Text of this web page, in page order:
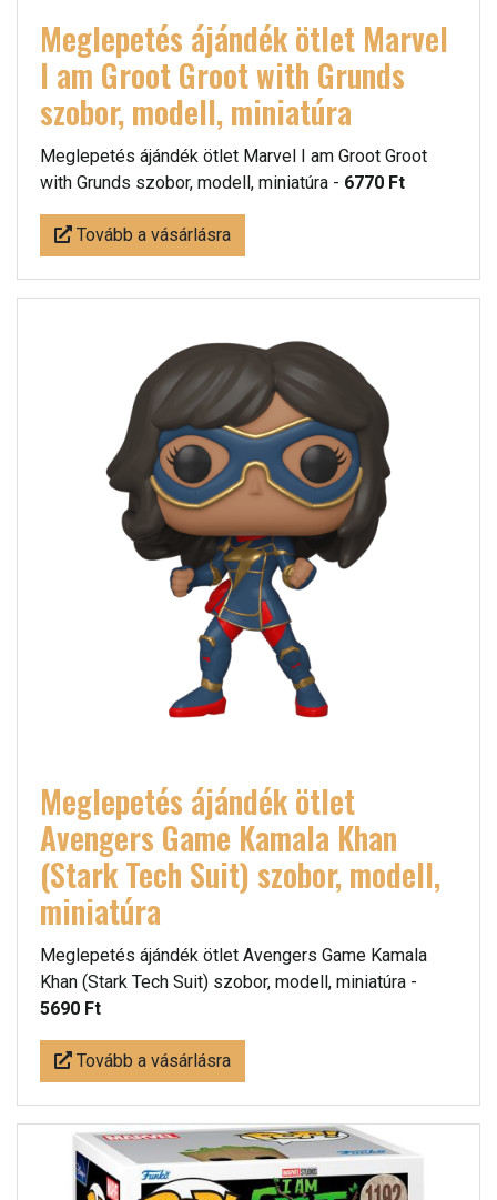
Meglepetés ájándék ötlet Marvel
I am Groot Groot with Grunds
szobor, modell, miniatúra
Meglepetés ájándék ötlet Marvel I am Groot Groot
with Grunds szobor, modell, miniatúra - 6770 Ft
Tovább a vásárlásra
Meglepetés ájándék ötlet
Avengers Game Kamala Khan
(Stark Tech Suit) szobor, modell,
miniatúra
Meglepetés ájándék ötlet Avengers Game Kamala
Khan (Stark Tech Suit) szobor, modell, miniatúra -
5690 Ft
Tovább a vásárlásra